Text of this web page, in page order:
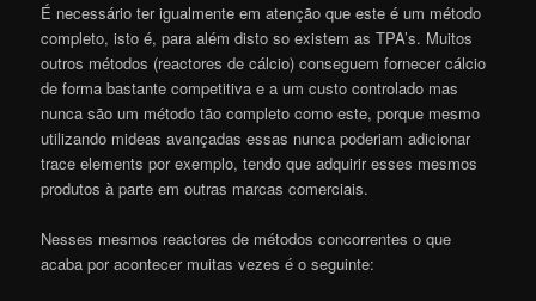
É necessário ter igualmente em atenção que este é um método
completo, isto é, para além disto so existem as TPA’s. Muitos
outros métodos (reactores de cálcio) conseguem fornecer cálcio
de forma bastante competitiva e a um custo controlado mas
nunca são um método tão completo como este, porque mesmo
utilizando mideas avançadas essas nunca poderiam adicionar
trace elements por exemplo, tendo que adquirir esses mesmos
produtos à parte em outras marcas comerciais.
Nesses mesmos reactores de métodos concorrentes o que
acaba por acontecer muitas vezes é o seguinte: